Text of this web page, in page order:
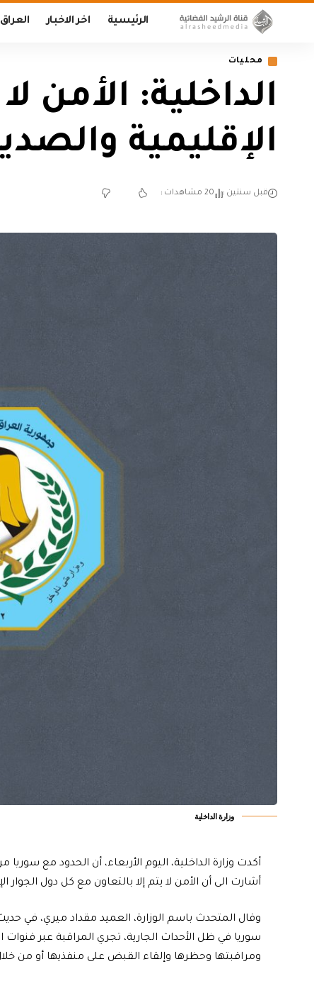
الرئيسية اخر الاخبار العراق
محليات
‏الداخلية: الأمن
الإقليمية
قبل سنتين 20 مشاهدات
وزارة الداخلية
أكدت وزارة الداخلية، اليوم الأربعاء، أن الحدود مع سوريا
أشارت الى أن الأمن لا يتم إلا بالتعاون مع كل دول الجوار
وقال المتحدث باسم الوزارة، العميد مقداد ميري، في
سوريا في ظل الأحداث الجارية، تجري المراقبة عبر قنوات
ومراقبتها وحظرها وإلقاء القبض على منفذيها أو من